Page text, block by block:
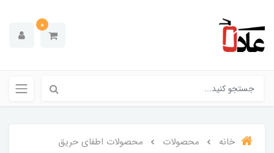
0
خانه محصولات
محصولات اطفای حریق